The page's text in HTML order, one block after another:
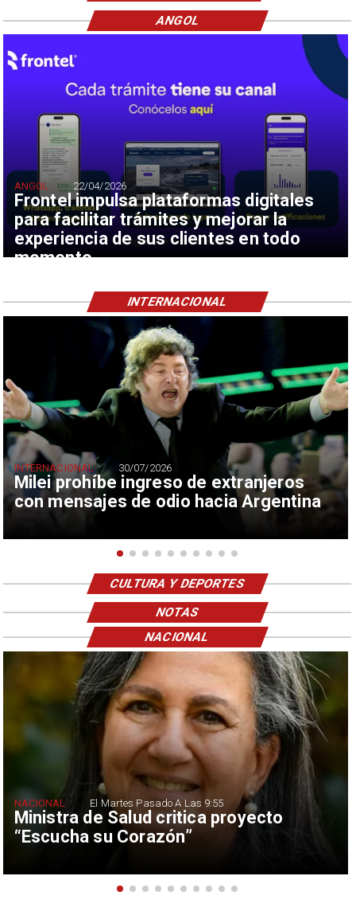
Frontel impulsa plataformas digitales
para facilitar trámites y mejorar la
experiencia de sus clientes en todo
momento
ANGOL 22/04/2026
ANGOL
Milei prohíbe ingreso de extranjeros
con mensajes de odio hacia Argentina
INTERNACIONAL 30/07/2026
INTERNACIONAL
CULTURA Y DEPORTES
NOTAS
Ministra de Salud critica proyecto
“Escucha su Corazón”
NACIONAL El Martes Pasado A Las 9:55
NACIONAL